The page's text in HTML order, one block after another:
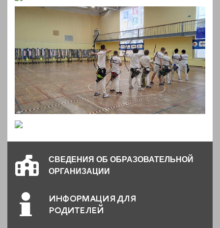
СВЕДЕНИЯ ОБ ОБРАЗОВАТЕЛЬНОЙ
ОРГАНИЗАЦИИ
ИНФОРМАЦИЯ ДЛЯ
РОДИТЕЛЕЙ